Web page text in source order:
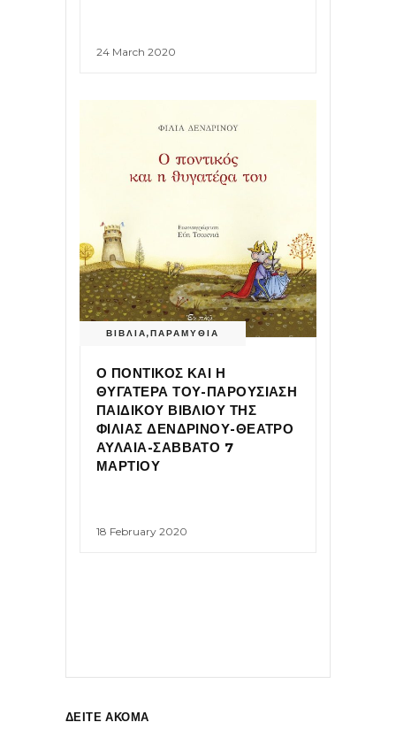
24 March 2020
ΒΙΒΛΙΑ,ΠΑΡΑΜΥΘΙΑ
Ο ΠΟΝΤΙΚΟΣ ΚΑΙ Η
ΘΥΓΑΤΕΡΑ ΤΟΥ-ΠΑΡΟΥΣΙΑΣΗ
ΠΑΙΔΙΚΟΥ ΒΙΒΛΙΟΥ ΤΗΣ
ΦΙΛΙΑΣ ΔΕΝΔΡΙΝΟΥ-ΘΕΑΤΡΟ
ΑΥΛΑΙΑ-ΣΑΒΒΑΤΟ 7
ΜΑΡΤΙΟΥ
18 February 2020
ΔΕΙΤΕ ΑΚΟΜΑ